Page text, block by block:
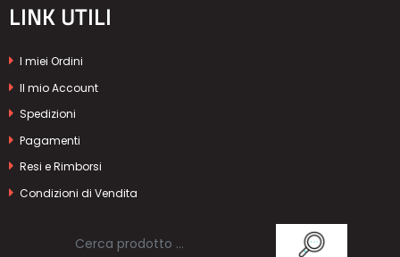
LINK UTILI
I miei Ordini
Il mio Account
Spedizioni
Pagamenti
Resi e Rimborsi
Condizioni di Vendita